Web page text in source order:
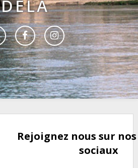
DELÀ
Rejoignez nous sur
sociaux